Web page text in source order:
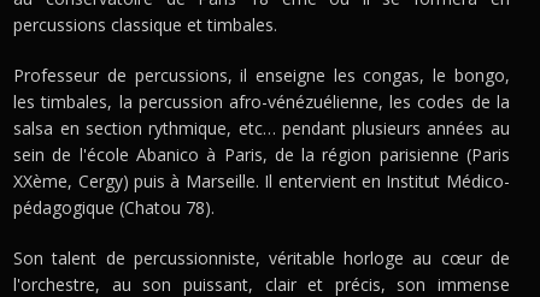
percussions classique et timbales.
Professeur de percussions, il enseigne les congas, le bongo,
les timbales, la percussion afro-vénézuélienne, les codes de la
salsa en section rythmique, etc… pendant plusieurs années au
sein de l'école Abanico à Paris, de la région parisienne (Paris
XXème, Cergy) puis à Marseille. Il entervient en Institut Médico-
pédagogique (Chatou 78).
Son talent de percussionniste, véritable horloge au cœur de
l'orchestre, au son puissant, clair et précis, son immense